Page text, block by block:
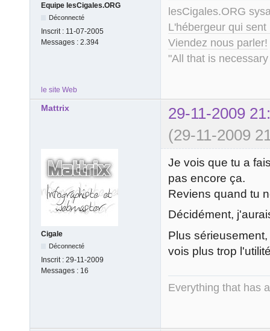
Equipe lesCigales.ORG
Déconnecté
Inscrit : 11-07-2005
Messages : 2.394
lesCigales.ORG
L'hébergeur qui
Viendez nous parler!
"All that is
le site Web
Mattrix
29-11-2009
(29-11-2009
Cigale
Déconnecté
Inscrit : 29-11-2009
Messages : 16
Je vois que tu a
pas encore ça.
Reviens quand tu
Décidément,
Plus
vois plus trop
Everything that has